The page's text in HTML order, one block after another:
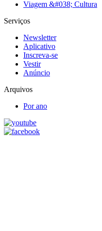
Viagem &#038; Cultura
Serviços
Newsletter
Aplicativo
Inscreva-se
Vestir
Anúncio
Arquivos
Por ano